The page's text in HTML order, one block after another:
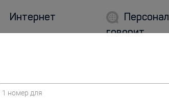
Интернет
Персонал
говорит
1 номер для